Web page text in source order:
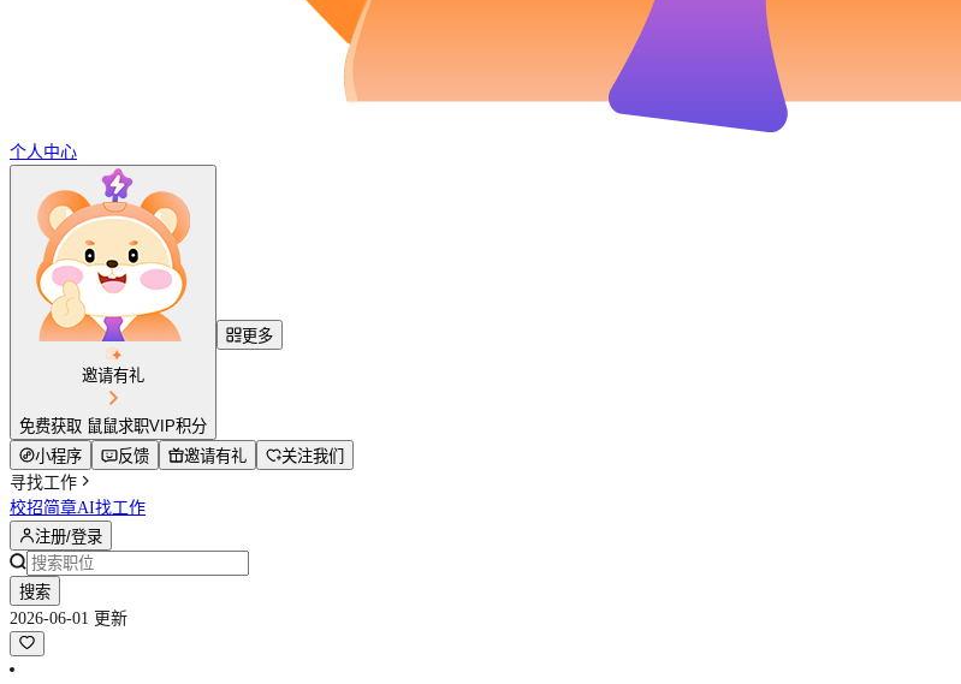
个人中心
邀请有礼
免费获取 鼠鼠求职VIP积分
更多
小程序 反馈 邀请有礼
关注我们
寻找工作
校招简章AI找工作
注册/登录
搜索
2026-06-01 更新